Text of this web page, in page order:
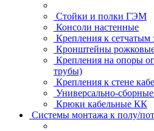
Стойки и полки ГЭМ
Консоли настенные
Крепления к сетчатым
Кронштейны
Крепления на опоры
трубы)
Крепления к стене
Универсально-
Крюки кабельные КК
Системы монтажа к полу/